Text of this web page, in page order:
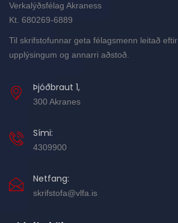
Verkalýðsfélag Akraness
Kt. 680269-6889
Til skrifstofunnar geta félagsmenn leitað eftir
upplýsingum og annarri aðstoð.
Þjóðbraut 1,
300 Akranes
Sími:
4309900
Netfang:
skrifstofa@vlfa.is